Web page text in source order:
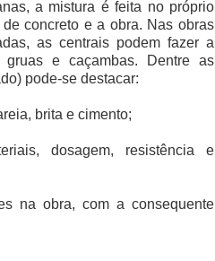
a mistura é feita no próprio
concreto e a obra. Nas obras
as centrais podem fazer a
e caçambas. Dentre as
pode-se destacar:
brita e cimento;
dosagem, resistência e
na obra, com a consequente